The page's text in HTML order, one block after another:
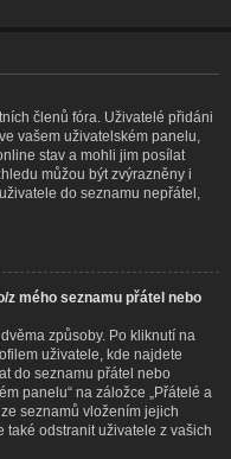
členů fóra. Uživatelé přidáni
vašem uživatelském panelu,
stav a mohli jim posílat
můžou být zvýrazněny i
do seznamu nepřátel,
z mého seznamu přátel nebo
způsoby. Po kliknutí na
uživatele, kde najdete
do seznamu přátel nebo
panelu“ na záložce „Přátelé a
seznamů vložením jejich
také odstranit uživatele z vašich